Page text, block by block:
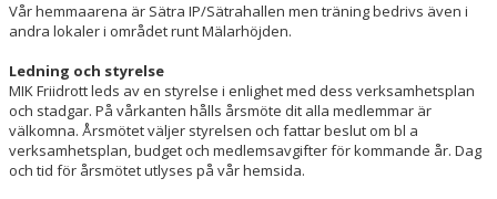
Vår hemmaarena är Sätra IP/Sätrahallen men träning bedrivs även i
andra lokaler i området runt Mälarhöjden.
Ledning och styrelse
MIK Friidrott leds av en styrelse i enlighet med dess verksamhetsplan
och stadgar. På vårkanten hålls årsmöte dit alla medlemmar är
välkomna. Årsmötet väljer styrelsen och fattar beslut om bl a
verksamhetsplan, budget och medlemsavgifter för kommande år. Dag
och tid för årsmötet utlyses på vår hemsida.